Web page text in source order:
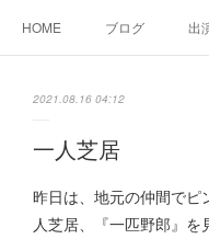
HOME ブログ 出
2021.08.16 04:12
一人芝居
昨日は、地元の仲間でピ
人芝居、『一匹野郎』